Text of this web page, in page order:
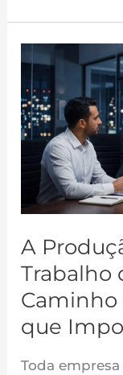
A
Trabalho
Caminho
que
Toda
Produção
Invisível:
O
Trabalho
que
Some
no
e
Prejudica
Tudo
que